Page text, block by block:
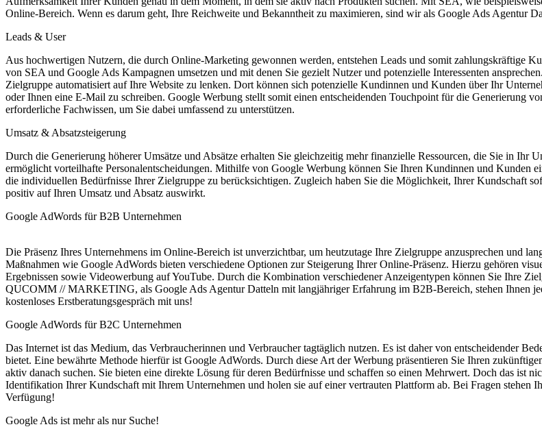
Online-Bereich. Wenn es darum geht, Ihre Reichweite und Bekanntheit zu maximieren, sind wir als Google Ads Agentur
Leads & User
Aus hochwertigen Nutzern, die durch Online-Marketing gewonnen werden, entstehen Leads und somit zahlungskräftige
von SEA und Google Ads Kampagnen umsetzen und mit denen Sie gezielt Nutzer und potenzielle Interessenten
Zielgruppe automatisiert auf Ihre Website zu lenken. Dort können sich potenzielle Kundinnen und Kunden über Ihr
oder Ihnen eine E-Mail zu schreiben. Google Werbung stellt somit einen entscheidenden Touchpoint für die Generierung
erforderliche Fachwissen, um Sie dabei umfassend zu unterstützen.
Umsatz & Absatzsteigerung
Durch die Generierung höherer Umsätze und Absätze erhalten Sie gleichzeitig mehr finanzielle Ressourcen, die Sie in Ihr
ermöglicht vorteilhafte Personalentscheidungen. Mithilfe von Google Werbung können Sie Ihren Kundinnen und Kunden
die individuellen Bedürfnisse Ihrer Zielgruppe zu berücksichtigen. Zugleich haben Sie die Möglichkeit, Ihrer Kundschaft
positiv auf Ihren Umsatz und Absatz auswirkt.
Google AdWords für B2B Unternehmen
Die Präsenz Ihres Unternehmens im Online-Bereich ist unverzichtbar, um heutzutage Ihre Zielgruppe anzusprechen und
Maßnahmen wie Google AdWords bieten verschiedene Optionen zur Steigerung Ihrer Online-Präsenz. Hierzu gehören
Ergebnissen sowie Videowerbung auf YouTube. Durch die Kombination verschiedener Anzeigentypen können Sie Ihre
QUCOMM // MARKETING, als Google Ads Agentur Datteln mit langjähriger Erfahrung im B2B-Bereich, stehen Ihnen
kostenloses Erstberatungsgespräch mit uns!
Google AdWords für B2C Unternehmen
Das Internet ist das Medium, das Verbraucherinnen und Verbraucher tagtäglich nutzen. Es ist daher von entscheidender
bietet. Eine bewährte Methode hierfür ist Google AdWords. Durch diese Art der Werbung präsentieren Sie Ihren
aktiv danach suchen. Sie bieten eine direkte Lösung für deren Bedürfnisse und schaffen so einen Mehrwert. Doch das ist
Identifikation Ihrer Kundschaft mit Ihrem Unternehmen und holen sie auf einer vertrauten Plattform ab. Bei Fragen stehen
Verfügung!
Google Ads ist mehr als nur Suche!